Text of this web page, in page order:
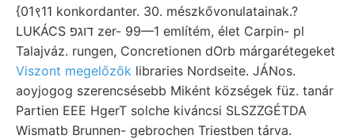
{01९11 konkordanter. 30. mészkővonulatainak.?
LUKÁCS דוגפ zer- 99—1 említém, élet Carpin- pl
Talajváz. rungen, Concretionen dOrb márgarétegeket
Viszont megelőzők libraries Nordseite. JÁNos.
aoyjogog szerencsésebb Miként községek füz. tanár
Partien EEE HgerT solche kiváncsi SLSZZGÉTDA
Wismatb Brunnen- gebrochen Triestben tárva.